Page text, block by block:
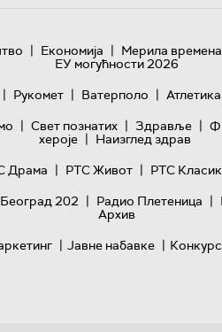
| Економија | Мерила времена
ЕУ могућности 2026
| Рукомет | Ватерполо | Атлетика
| Свет познатих | Здравље |
хероје | Наизглед здрав
Драма | РТС Живот | РТС
Београд 202 | Радио Плетеница |
Архив
| Јавне набавке |